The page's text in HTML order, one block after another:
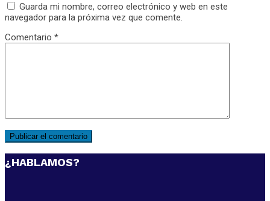
Guarda mi nombre, correo electrónico y web en este
navegador para la próxima vez que comente.
Comentario *
¿HABLAMOS?